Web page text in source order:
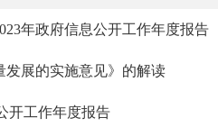
年政府信息公开工作年度报告
展的实施意见》的解读
开工作年度报告